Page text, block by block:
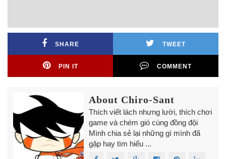
SHARE TWEET
PIN IT COMMENT
About Chiro-Sant
Thích viết lách nhưng lười, thích chơi
game và chém gió cùng đồng đội
Mình chia sẻ lại những gì mình đã
gặp hay tìm hiểu ...